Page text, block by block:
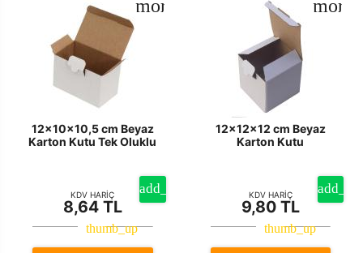
12x10x10,5 cm Beyaz
Karton Kutu Tek Oluklu
KDV HARİÇ
8,64 TL
12x12x12 cm Beyaz
Karton Kutu
KDV HARİÇ
9,80 TL